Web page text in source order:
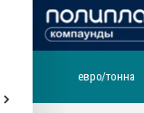
евро/тонна